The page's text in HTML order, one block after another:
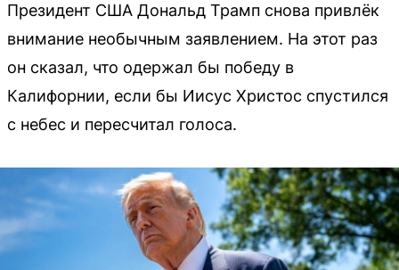
Президент США Дональд Трамп снова привлёк
внимание необычным заявлением. На этот раз
он сказал, что одержал бы победу в
Калифорнии, если бы Иисус Христос спустился
с небес и пересчитал голоса.